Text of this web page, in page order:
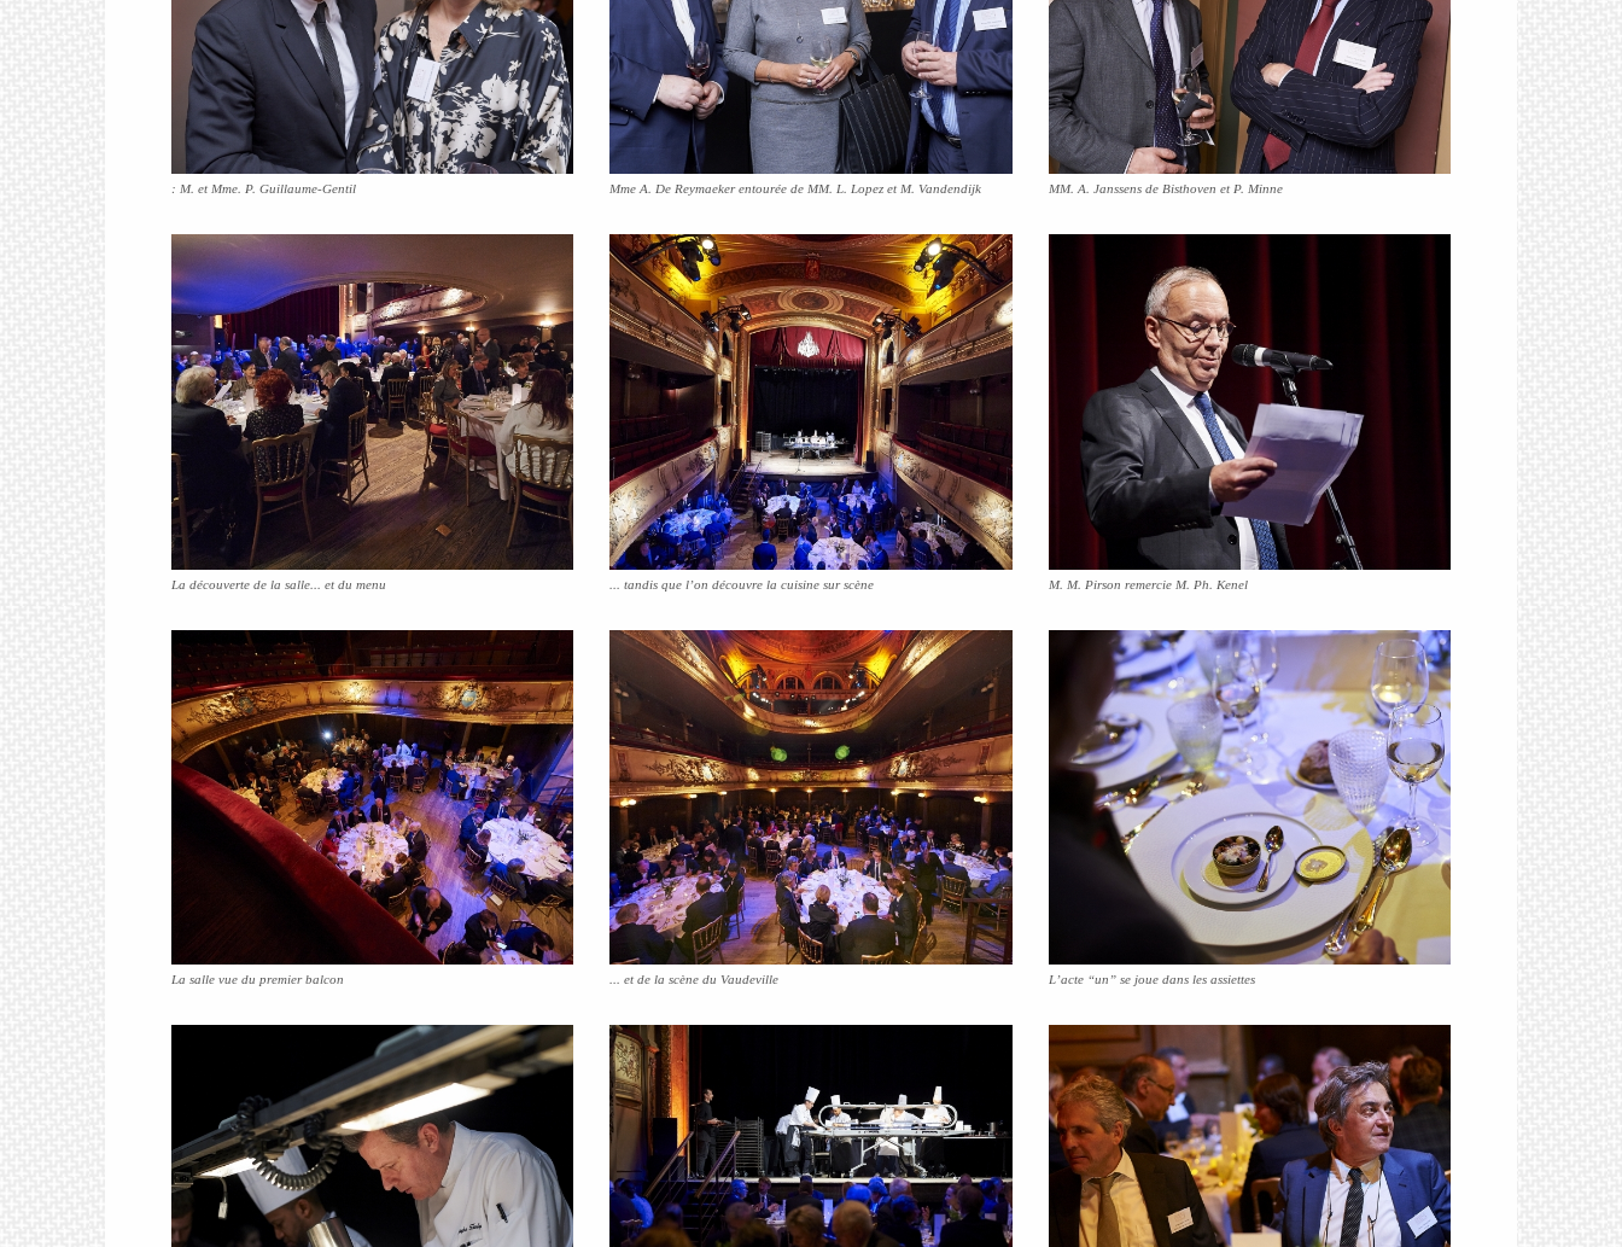
: M. et Mme. P. Guillaume-Gentil Mme A. De Reymaeker entourée de MM. L. Lopez et M. Vandendijk MM. A. Janssens de Bisthoven et P. Minne
La découverte de la salle... et du menu ... tandis que l’on découvre la cuisine sur scène M. M. Pirson remercie M. Ph. Kenel
La salle vue du premier balcon ... et de la scène du Vaudeville L’acte “un” se joue dans les assiettes